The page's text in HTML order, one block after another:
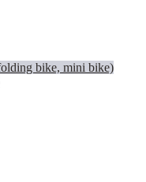
bike, mini bike)